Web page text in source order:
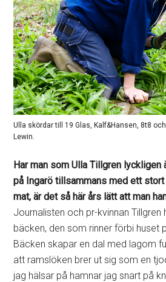
Ulla skördar till 19 Glas, Kalf&Hansen, 8t8
Lewin.
Har man som Ulla Tillgren lyckligen
på Ingarö tillsammans med ett
mat, är det så här års lätt att man
Journalisten och pr-kvinnan
bäcken, den som rinner förbi huset
Bäcken skapar en dal med lagom
att ramslöken brer ut sig som en
jag hälsar på hamnar jag snart på